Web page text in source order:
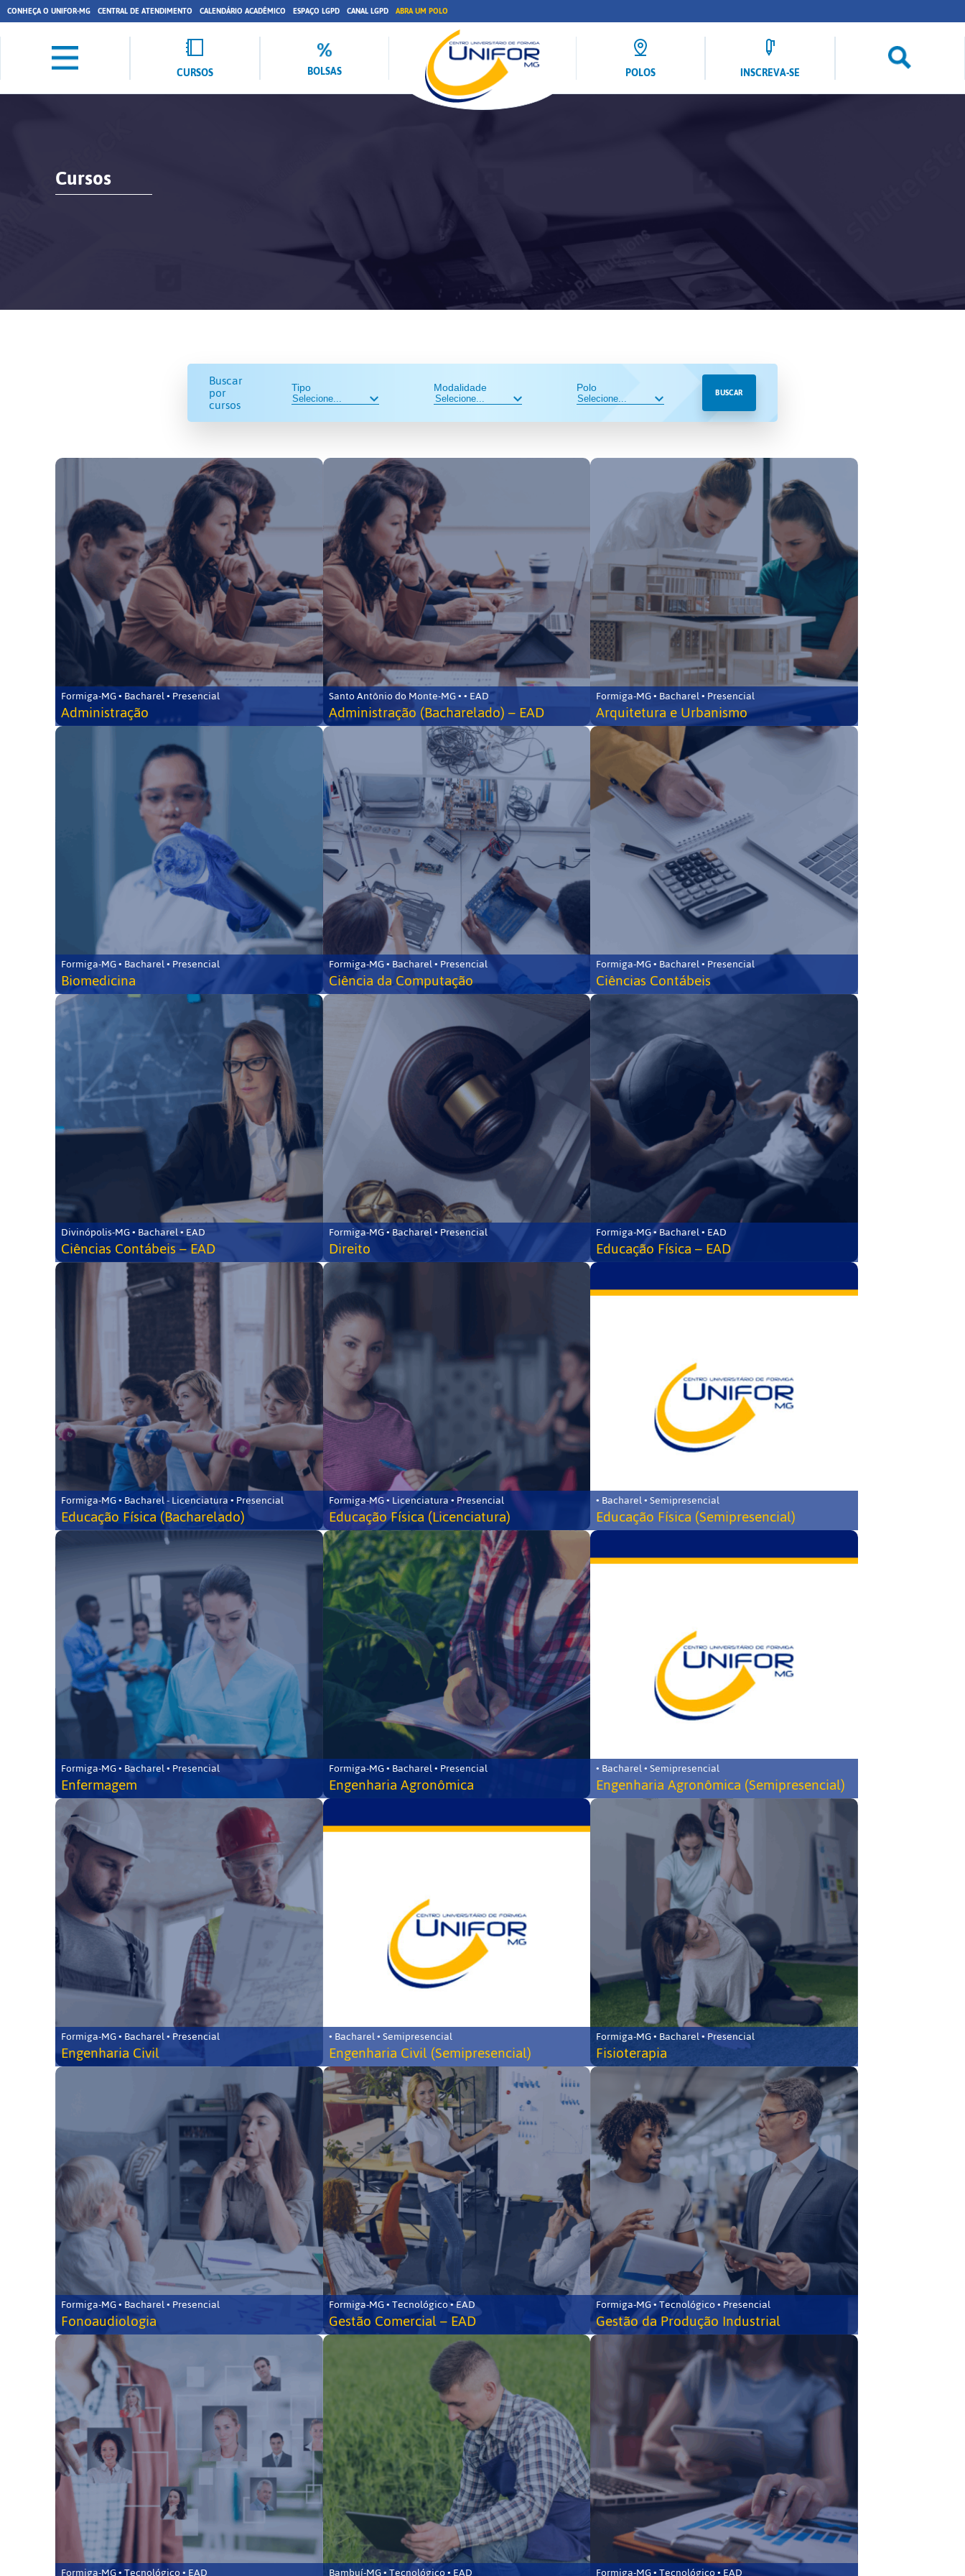
CONHEÇA O UNIFOR-MG CENTRAL DE ATENDIMENTO CALENDÁRIO ACADÊMICO ESPAÇO LGPD CANAL LGPD ABRA UM POLO
CURSOS BOLSAS POLOS INSCREVA-SE
Cursos
Buscar
por
cursos
Tipo Modalidade Polo BUSCAR
Formiga-MG • Bacharel • Presencial
Administração
Santo Antônio do Monte-MG • • EAD
Administração (Bacharelado) – EAD
Formiga-MG • Bacharel • Presencial
Arquitetura e Urbanismo
Formiga-MG • Bacharel • Presencial
Biomedicina
Formiga-MG • Bacharel • Presencial
Ciência da Computação
Formiga-MG • Bacharel • Presencial
Ciências Contábeis
Divinópolis-MG • Bacharel • EAD
Ciências Contábeis – EAD
Formiga-MG • Bacharel • Presencial
Direito
Formiga-MG • Bacharel • EAD
Educação Física – EAD
Formiga-MG • Bacharel - Licenciatura • Presencial
Educação Física (Bacharelado)
Formiga-MG • Licenciatura • Presencial
Educação Física (Licenciatura)
• Bacharel • Semipresencial
Educação Física (Semipresencial)
Formiga-MG • Bacharel • Presencial
Enfermagem
Formiga-MG • Bacharel • Presencial
Engenharia Agronômica
• Bacharel • Semipresencial
Engenharia Agronômica (Semipresencial)
Formiga-MG • Bacharel • Presencial
Engenharia Civil
• Bacharel • Semipresencial
Engenharia Civil (Semipresencial)
Formiga-MG • Bacharel • Presencial
Fisioterapia
Formiga-MG • Bacharel • Presencial
Fonoaudiologia
Formiga-MG • Tecnológico • EAD
Gestão Comercial – EAD
Formiga-MG • Tecnológico • Presencial
Gestão da Produção Industrial